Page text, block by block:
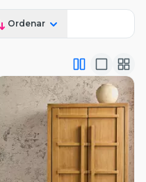
Ordenar